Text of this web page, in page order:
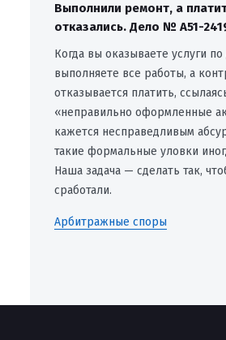
Выполнили ремонт, а
отказались. Дело № А51-
Когда вы оказываете услуги по
выполняете все работы, а
отказывается платить,
«неправильно оформленные
кажется несправедливым
такие формальные уловки
Наша задача — сделать так,
сработали.
Арбитражные споры